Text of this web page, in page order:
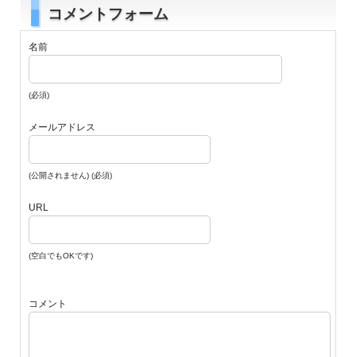
コメントフォーム
名前
(必須)
メールアドレス
(公開されません) (必須)
URL
(空白でもOKです)
コメント